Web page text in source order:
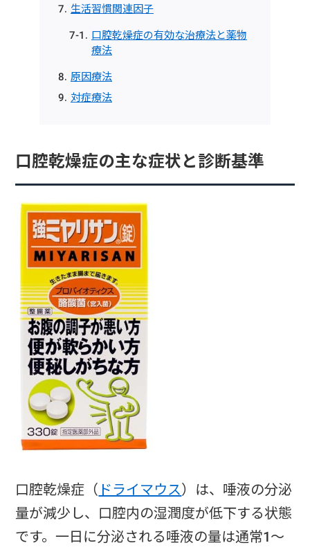
生活習慣関連因子
口腔乾燥症の有効な治療法と薬物
療法
原因療法
対症療法
口腔乾燥症の主な症状と診断基準
口腔乾燥症（ ドライマウス）は、唾液の分泌
量が減少し、口腔内の湿潤度が低下する状態
です。一日に分泌される唾液の量は通常1～